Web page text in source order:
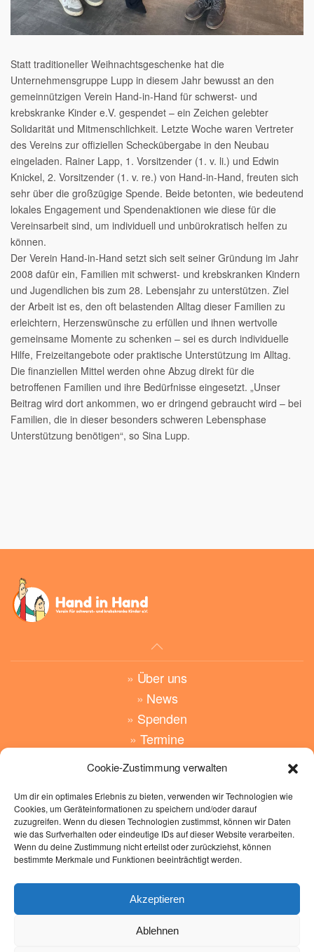
Cookie-Zustimmung verwalten
Um dir ein optimales Erlebnis zu bieten, verwenden wir Technologien wie
Cookies, um Geräteinformationen zu speichern und/oder darauf
zuzugreifen. Wenn du diesen Technologien zustimmst, können wir Daten
wie das Surfverhalten oder eindeutige IDs auf dieser Website verarbeiten.
Wenn du deine Zustimmung nicht erteilst oder zurückziehst, können
bestimmte Merkmale und Funktionen beeinträchtigt werden.
Akzeptieren
Ablehnen
Statt traditioneller Weihnachtsgeschenke hat die
Unternehmensgruppe Lupp in diesem Jahr bewusst an den
gemeinnützigen Verein Hand-in-Hand für schwerst- und
krebskranke Kinder e.V. gespendet – ein Zeichen gelebter
Solidarität und Mitmenschlichkeit. Letzte Woche waren Vertreter
des Vereins zur offiziellen Scheckübergabe in den Neubau
eingeladen. Rainer Lapp, 1. Vorsitzender (1. v. li.) und Edwin
Knickel, 2. Vorsitzender (1. v. re.) von Hand-in-Hand, freuten sich
sehr über die großzügige Spende. Beide betonten, wie bedeutend
lokales Engagement und Spendenaktionen wie diese für die
Vereinsarbeit sind, um individuell und unbürokratisch helfen zu
können.
Der Verein Hand-in-Hand setzt sich seit seiner Gründung im Jahr
2008 dafür ein, Familien mit schwerst- und krebskranken Kindern
und Jugendlichen bis zum 28. Lebensjahr zu unterstützen. Ziel
der Arbeit ist es, den oft belastenden Alltag dieser Familien zu
erleichtern, Herzenswünsche zu erfüllen und ihnen wertvolle
gemeinsame Momente zu schenken – sei es durch individuelle
Hilfe, Freizeitangebote oder praktische Unterstützung im Alltag.
Die finanziellen Mittel werden ohne Abzug direkt für die
betroffenen Familien und ihre Bedürfnisse eingesetzt. „Unser
Beitrag wird dort ankommen, wo er dringend gebraucht wird – bei
Familien, die in dieser besonders schweren Lebensphase
Unterstützung benötigen“, so Sina Lupp.
» Über uns
» News
» Spenden
» Termine
»Angebote
»Wünsche
»Kontakt
»Impressum
»Datenschutz
Hand-in-Hand
Glauberger Str. 9